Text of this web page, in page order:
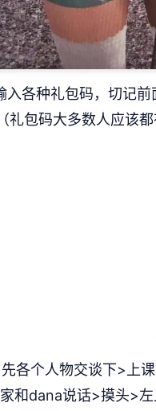
各种礼包码，切记
礼包码大多数人应该
各个人物交谈下>上
和dana说话>摸头>